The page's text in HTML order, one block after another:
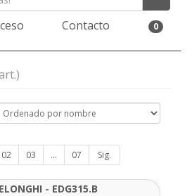
Contacto 0
02 03 ... 07 Sig.
- EDG315.B